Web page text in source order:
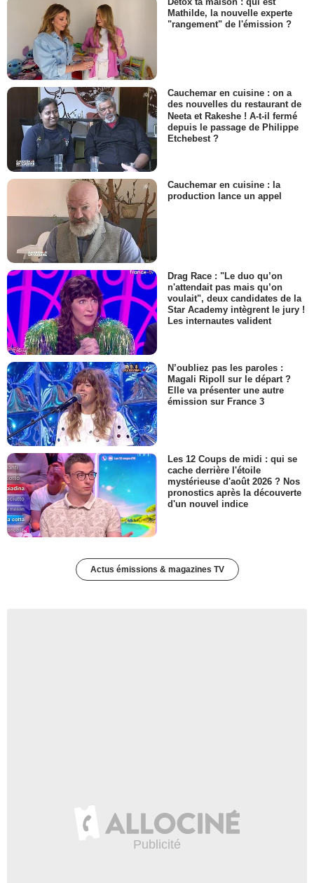
Mathilde, la nouvelle experte
"rangement" de l'émission ?
Cauchemar en cuisine : on a
des nouvelles du restaurant de
Neeta et Rakeshe ! A-t-il fermé
depuis le passage de Philippe
Etchebest ?
Cauchemar en cuisine : la
production lance un appel
Drag Race : "Le duo qu’on
n'attendait pas mais qu’on
voulait", deux candidates de la
Star Academy intègrent le jury !
Les internautes valident
N’oubliez pas les paroles :
Magali Ripoll sur le départ ?
Elle va présenter une autre
émission sur France 3
Les 12 Coups de midi : qui se
cache derrière l'étoile
mystérieuse d'août 2026 ? Nos
pronostics après la découverte
d'un nouvel indice
Actus émissions & magazines TV